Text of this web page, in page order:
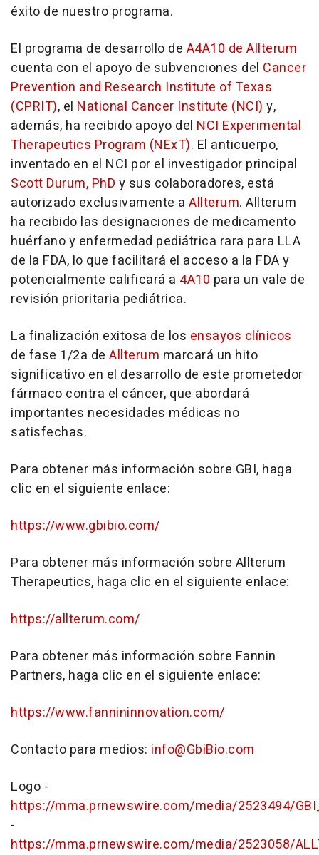
éxito de nuestro programa.
El programa de desarrollo de A4A10 de Allterum
cuenta con el apoyo de subvenciones del Cancer
Prevention and Research Institute ofTexas
(CPRIT), el National Cancer Institute (NCI) y,
además, ha recibido apoyo del NCI Experimental
Therapeutics Program (NExT). El anticuerpo,
inventado en el NCI por el investigador principal
Scott Durum, PhD y sus colaboradores, está
autorizado exclusivamente a Allterum. Allterum
ha recibido las designaciones de medicamento
huérfano y enfermedad pediátrica rara para LLA
de la FDA, lo que facilitará el acceso a la FDA y
potencialmente calificará a 4A10 para un vale de
revisión prioritaria pediátrica.
La finalización exitosa de los ensayos clínicos
de fase 1/2a de Allterum marcará un hito
significativo en el desarrollo de este prometedor
fármaco contra el cáncer, que abordará
importantes necesidades médicas no
satisfechas.
Para obtener más información sobre GBI, haga
clic en el siguiente enlace:
https://www.gbibio.com/
Para obtener más información sobre Allterum
Therapeutics, haga clic en el siguiente enlace:
https://allterum.com/
Para obtener más información sobre Fannin
Partners, haga clic en el siguiente enlace:
https://www.fannininnovation.com/
Contacto para medios: info@GbiBio.com
Logo -
https://mma.prnewswire.com/media/2523494/
-
https://mma.prnewswire.com/media/2523058/